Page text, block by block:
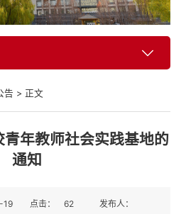
告 > 正文
年教师社会实践基地的
通知
19 点击： 62 发布人：